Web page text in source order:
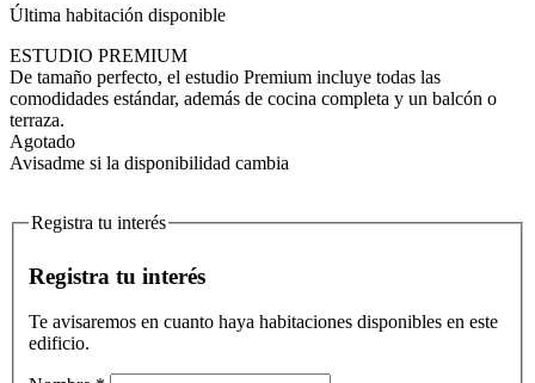
Última habitación disponible
ESTUDIO PREMIUM
De tamaño perfecto, el estudio Premium incluye todas las
comodidades estándar, además de cocina completa y un balcón o
terraza.
Agotado
Avisadme si la disponibilidad cambia
Registra tu interés
Registra tu interés
Te avisaremos en cuanto haya habitaciones disponibles en este
edificio.